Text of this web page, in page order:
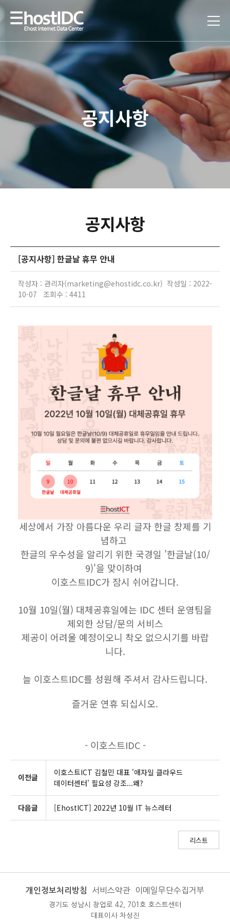
공지사항
공지사항
[공지사항] 한글날 휴무 안내
작성자 : 관리자(marketing@ehostidc.co.kr) 작성일 : 2022-
10-07 조회수 : 4411
세상에서 가장 아름다운 우리 글자 한글 창제를 기
념하고
한글의 우수성을 알리기 위한 국경일 '한글날(10/
9)'을 맞이하여
이호스트IDC가 잠시 쉬어갑니다.
10월 10일(월) 대체공휴일에는 IDC 센터 운영팀을
제외한 상담/문의 서비스
제공이 어려울 예정이오니 착오 없으시기를 바랍
니다.
늘 이호스트IDC를 성원해 주셔서 감사드립니다.
즐거운 연휴 되십시오.
- 이호스트IDC -
이전글
이호스트ICT 김철민 대표 '애자일 클라우드
데이터센터' 필요성 강조...왜?
다음글 [EhostICT] 2022년 10월 IT 뉴스레터
리스트
개인정보처리방침 서비스약관 이메일무단수집거부
경기도 성남시 창업로 42, 701호 호스트센터
대표이사 차성진